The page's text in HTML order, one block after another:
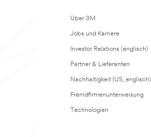
Über 3M
Jobs und Karriere
Investor Relations (englisch)
Partner & Lieferanten
Nachhaltigkeit (US, englisch)
Fremdfirmenunterweisung
Technologien